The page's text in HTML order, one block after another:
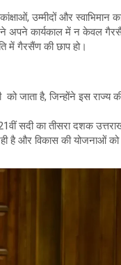
उम्मीदों और
ने अपने कार्यकाल में न केवल
में गैरसैंण की छाप हो।
जाता है, जिन्होंने इस राज्य
सदी का तीसरा दशक
है और विकास की योजनाओं